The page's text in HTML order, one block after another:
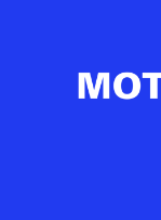
contenuto